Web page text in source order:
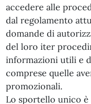
accedere alle
dal regolamento
domande di
del loro iter
informazioni utili e
comprese quelle
promozionali.
Lo sportello unico